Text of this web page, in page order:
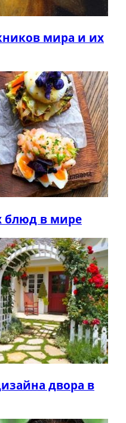
мира и их
блюд в мире
двора в